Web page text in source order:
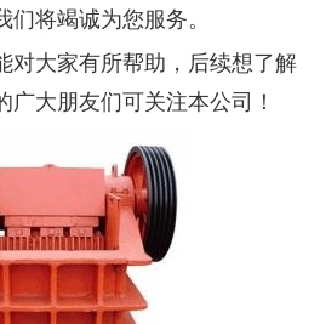
将竭诚为您服务。
大家有所帮助，后续想了解
大朋友们可关注本公司！